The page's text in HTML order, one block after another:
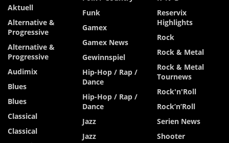
Aktuell
Alternative &
Progressive
Alternative &
Progressive
Audimix
Blues
Blues
Classical
Classical
Funk
Gamex
Gamex News
Gewinnspiel
Hip-Hop / Rap /
Dance
Hip-Hop / Rap /
Dance
Jazz
Jazz
Reservix
Highlights
Rock
Rock & Metal
Rock & Metal
Tournews
Rock'n'Roll
Rock’n’Roll
Serien News
Shooter